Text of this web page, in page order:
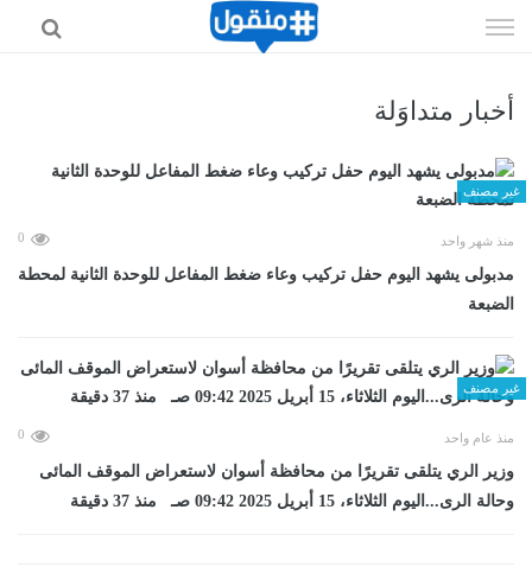
الى
أخبار متداوَلة
غير مصنف
منذ شهر واحد 0
مدبولى يشهد اليوم حفل تركيب وعاء ضغط المفاعل للوحدة الثانية لمحطة
الضبعة
غير مصنف
منذ عام واحد 0
وزير الري يتلقى تقريرًا من محافظة أسوان لاستعراض الموقف المائى
وحالة الرى...اليوم الثلاثاء، 15 أبريل 2025 09:42 صـ منذ 37 دقيقة